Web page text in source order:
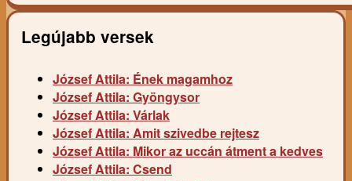
Legújabb versek
József Attila: Ének magamhoz
József Attila: Gyöngysor
József Attila: Várlak
József Attila: Amit szivedbe rejtesz
József Attila: Mikor az uccán átment a kedves
József Attila: Csend